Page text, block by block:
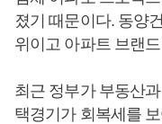
졌기 때문이다. 동양
위이고 아파트 브랜드
최근 정부가 부동산
택경기가 회복세를